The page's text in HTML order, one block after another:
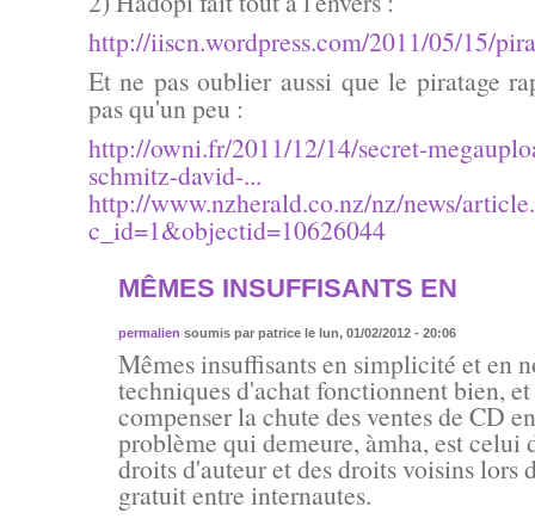
http://iiscn.wordpress.com/2011/05/15/
Et ne pas oublier aussi que le piratage
pas qu'un peu :
http://owni.fr/2011/12/14/secret-
schmitz-david-...
http://www.nzherald.co.nz/nz/news/
c_id=1&objectid=10626044
MÊMES INSUFFISANTS EN
permalien soumis par patricele lun, 01/02/2012 - 20:06
Mêmes insuffisants en simplicité et en
techniques d'achat fonctionnent bien,
compenser la chute des ventes de CD
problème qui demeure, àmha, est celui
droits d'auteur et des droits voisins lors
gratuit entre internautes.